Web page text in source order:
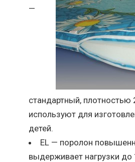
—
стандартный, плотностью
используют для
детей.
EL — поролон
выдерживает нагрузки до